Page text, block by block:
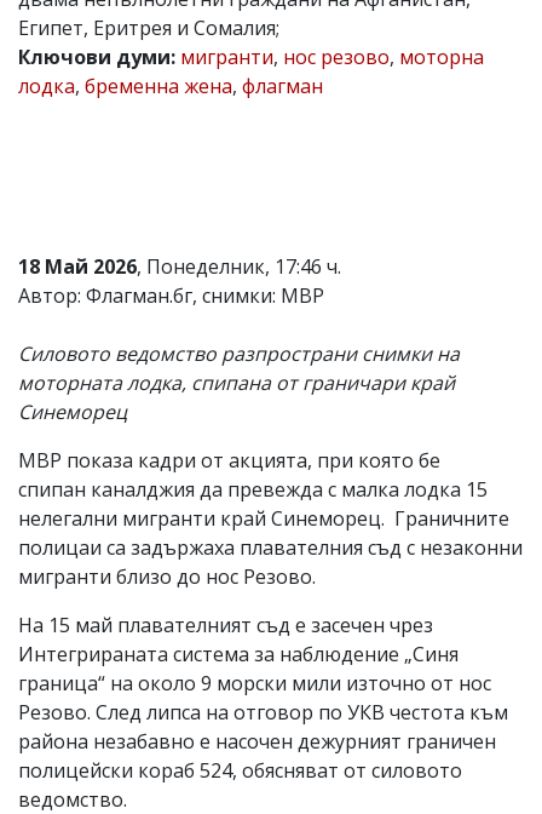
Коментарите
под
статиите
се
отговорност
за
тях!
откриете
обиден
за
вас
моля
сигнализирайте
Египет, Еритрея и Сомалия;
Ключови думи: мигранти, нос резово, моторна
лодка, бременна жена, флагман
18 Май 2026, Понеделник, 17:46 ч.
Автор: Флагман.бг, снимки: МВР
Силовото ведомство разпространи снимки на
моторната лодка, спипана от граничари край
Синеморец
МВР показа кадри от акцията, при която бе
спипан каналджия да превежда с малка лодка 15
нелегални мигранти край Синеморец. Граничните
полицаи са задържаха плавателния съд с незаконни
мигранти близо до нос Резово.
На 15 май плавателният съд е засечен чрез
Интегрираната система за наблюдение „Синя
граница“ на около 9 морски мили източно от нос
Резово. След липса на отговор по УКВ честота към
района незабавно е насочен дежурният граничен
полицейски кораб 524, обясняват от силовото
ведомство.